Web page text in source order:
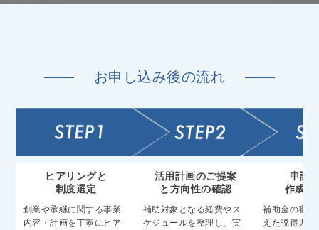
お申し込み後の流れ
ヒアリングと
制度選定
創業や承継に関する事業
内容・計画を丁寧にヒア
活用計画のご提案
と方向性の確認
補助対象となる経費やス
ケジュールを整理し、実
申請
作成サ
補助金の審査
えた説得力